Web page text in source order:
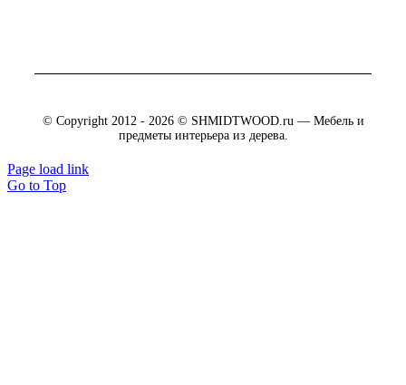
© Copyright 2012 - 2026 © SHMIDTWOOD.ru — Мебель и
предметы интерьера из дерева.
Page load link
Go to Top